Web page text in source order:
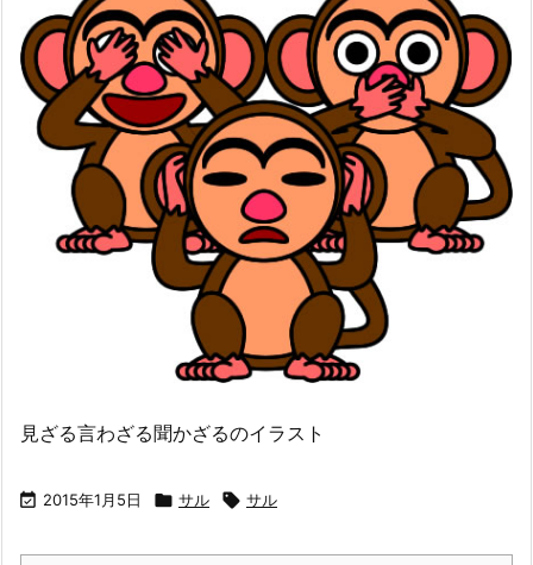
見ざる言わざる聞かざるのイラスト
 2015年1月5日  サル  サル